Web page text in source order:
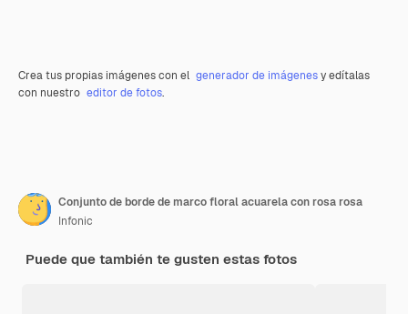
Crea tus propias imágenes con el generador de imágenesy edítalas
con nuestro editor de fotos.
Conjunto de borde de marco floral acuarela con rosa rosa
Infonic
Puede que también te gusten estas fotos